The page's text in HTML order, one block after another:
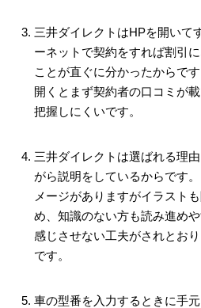
三井ダイレクトはHPを開いて
ーネットで契約をすれば割引
ことが直ぐに分かったからで
開くとまず契約者の口コミが
把握しにくいです。
三井ダイレクトは選ばれる理
がら説明をしているからです
メージがありますがイラスト
め、知識のない方も読み進め
感じさせない工夫がされとお
です。
車の型番を入力するときに手